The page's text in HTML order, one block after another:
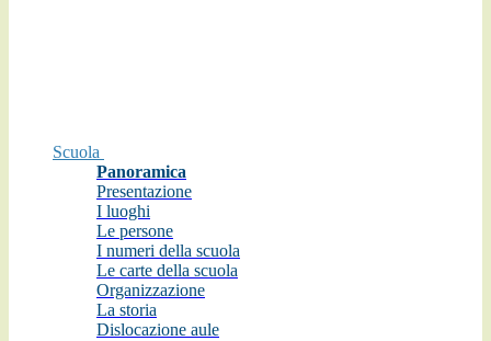
Scuola
Panoramica
Presentazione
I luoghi
Le persone
I numeri della scuola
Le carte della scuola
Organizzazione
La storia
Dislocazione aule